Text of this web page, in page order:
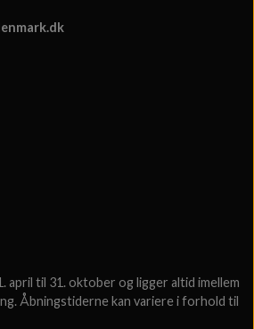
april til 31. oktober og ligger altid imellem
Åbningstiderne kan variere i forhold til